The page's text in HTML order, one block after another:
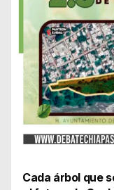
Cada árbol que